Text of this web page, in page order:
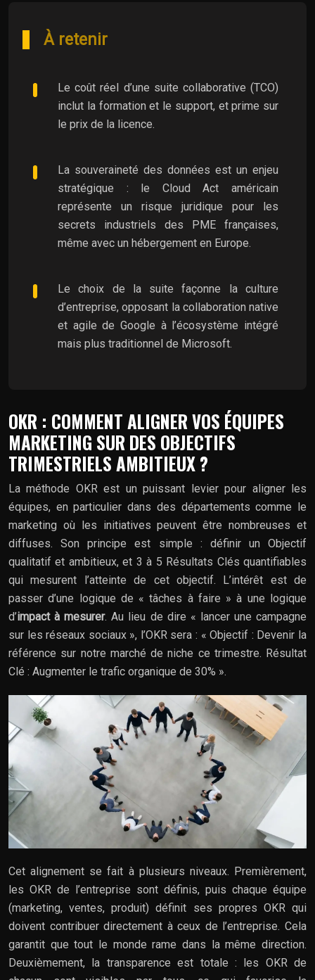
À retenir
Le coût réel d’une suite collaborative (TCO)
inclut la formation et le support, et prime sur
le prix de la licence.
La souveraineté des données est un enjeu
stratégique : le Cloud Act américain
représente un risque juridique pour les
secrets industriels des PME françaises,
même avec un hébergement en Europe.
Le choix de la suite façonne la culture
d’entreprise, opposant la collaboration native
et agile de Google à l’écosystème intégré
mais plus traditionnel de Microsoft.
OKR : COMMENT ALIGNER VOS ÉQUIPES
MARKETING SUR DES OBJECTIFS
TRIMESTRIELS AMBITIEUX ?
La méthode OKR est un puissant levier pour aligner les
équipes, en particulier dans des départements comme le
marketing où les initiatives peuvent être nombreuses et
diffuses. Son principe est simple : définir un Objectif
qualitatif et ambitieux, et 3 à 5 Résultats Clés quantifiables
qui mesurent l’atteinte de cet objectif. L’intérêt est de
passer d’une logique de « tâches à faire » à une logique
d’impact à mesurer. Au lieu de dire « lancer une campagne
sur les réseaux sociaux », l’OKR sera : « Objectif : Devenir la
référence sur notre marché de niche ce trimestre. Résultat
Clé : Augmenter le trafic organique de 30% ».
Cet alignement se fait à plusieurs niveaux. Premièrement,
les OKR de l’entreprise sont définis, puis chaque équipe
(marketing, ventes, produit) définit ses propres OKR qui
doivent contribuer directement à ceux de l’entreprise. Cela
garantit que tout le monde rame dans la même direction.
Deuxièmement, la transparence est totale : les OKR de